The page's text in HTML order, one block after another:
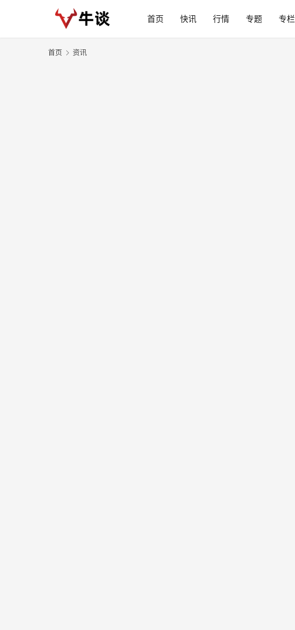
首页 快讯 行情 专题 专栏
首页 资讯